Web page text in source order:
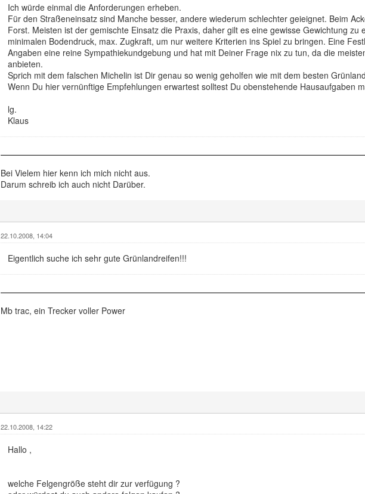
Ich würde einmal die Anforderungen erheben.
Für den Straßeneinsatz sind Manche besser, andere wiederum schlechter geieignet. Beim
Forst. Meisten ist der gemischte Einsatz die Praxis, daher gilt es eine gewisse Gewichtung zu
minimalen Bodendruck, max. Zugkraft, um nur weitere Kriterien ins Spiel zu bringen. Eine
Angaben eine reine Sympathiekundgebung und hat mit Deiner Frage nix zu tun, da die
anbieten.
Sprich mit dem falschen Michelin ist Dir genau so wenig geholfen wie mit dem besten
Wenn Du hier vernünftige Empfehlungen erwartest solltest Du obenstehende Hausaufgaben
lg.
Klaus
Bei Vielem hier kenn ich mich nicht aus.
Darum schreib ich auch nicht Darüber.
22.10.2008, 14:04
Eigentlich suche ich sehr gute Grünlandreifen!!!
Mb trac, ein Trecker voller Power
22.10.2008, 14:22
Hallo ,
welche Felgengröße steht dir zur verfügung ?